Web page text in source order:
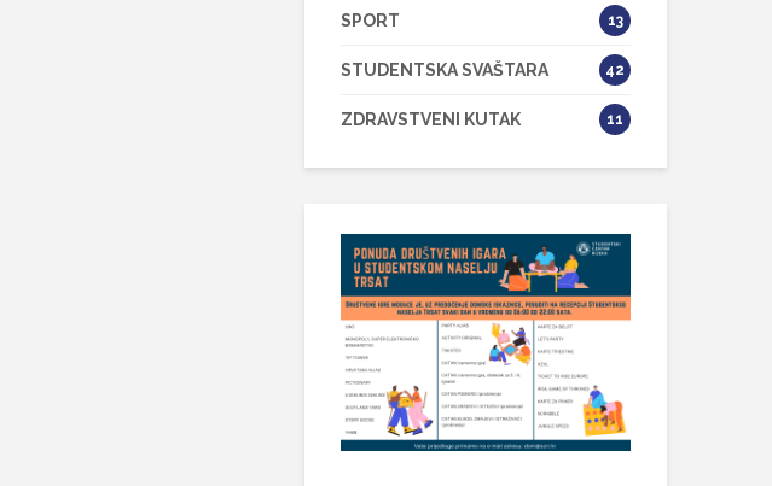
SPORT 13
STUDENTSKA SVAŠTARA 42
ZDRAVSTVENI KUTAK 11